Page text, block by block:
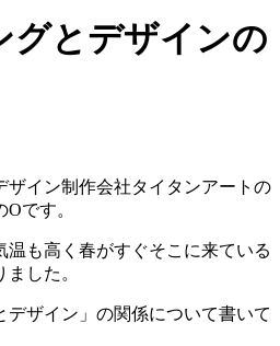
グとデザインの
ザイン制作会社タイタンアートの
です。
も高く春がすぐそこに来ている
した。
ザイン」の関係について書いて